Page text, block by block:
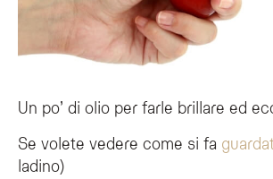
Un po’ di olio per farle brillare ed
Se volete vedere come si fa
ladino)